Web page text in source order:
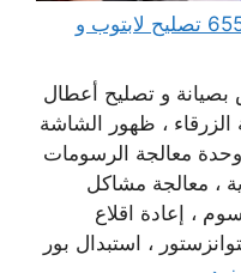
مهندس كمبيوتر صبحان 65511033 تصليح لابتوب و
و تصليح أعطال
، ظهور الشاشة
معالجة الرسومات
، معالجة مشاكل
، إعادة اقلاع
، استبدال بور